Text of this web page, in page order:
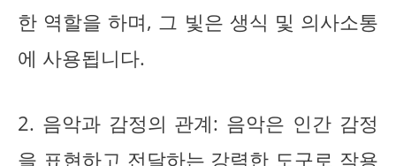
한 역할을 하며, 그 빛은 생식 및 의사소통
에 사용됩니다.
2. 음악과 감정의 관계: 음악은 인간 감정
을 표현하고 전달하는 강력한 도구로 작용